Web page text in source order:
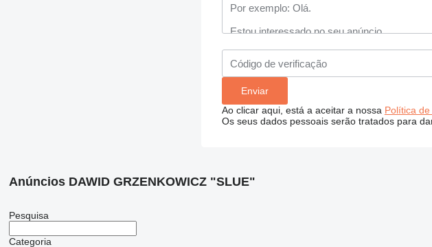
Ao clicar aqui, está a aceitar a nossa Política
Os seus dados pessoais serão tratados para
Anúncios DAWID GRZENKOWICZ "SLUE"
Pesquisa
Categoria